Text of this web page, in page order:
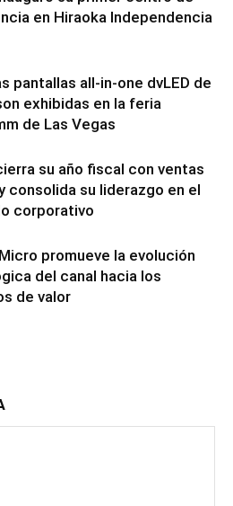
en Hiraoka Independencia
pantallas all-in-one dvLED de
exhibidas en la feria
de Las Vegas
su año fiscal con ventas
consolida su liderazgo en el
corporativo
promueve la evolución
del canal hacia los
de valor